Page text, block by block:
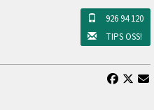
926 94 120
TIPS OSS!